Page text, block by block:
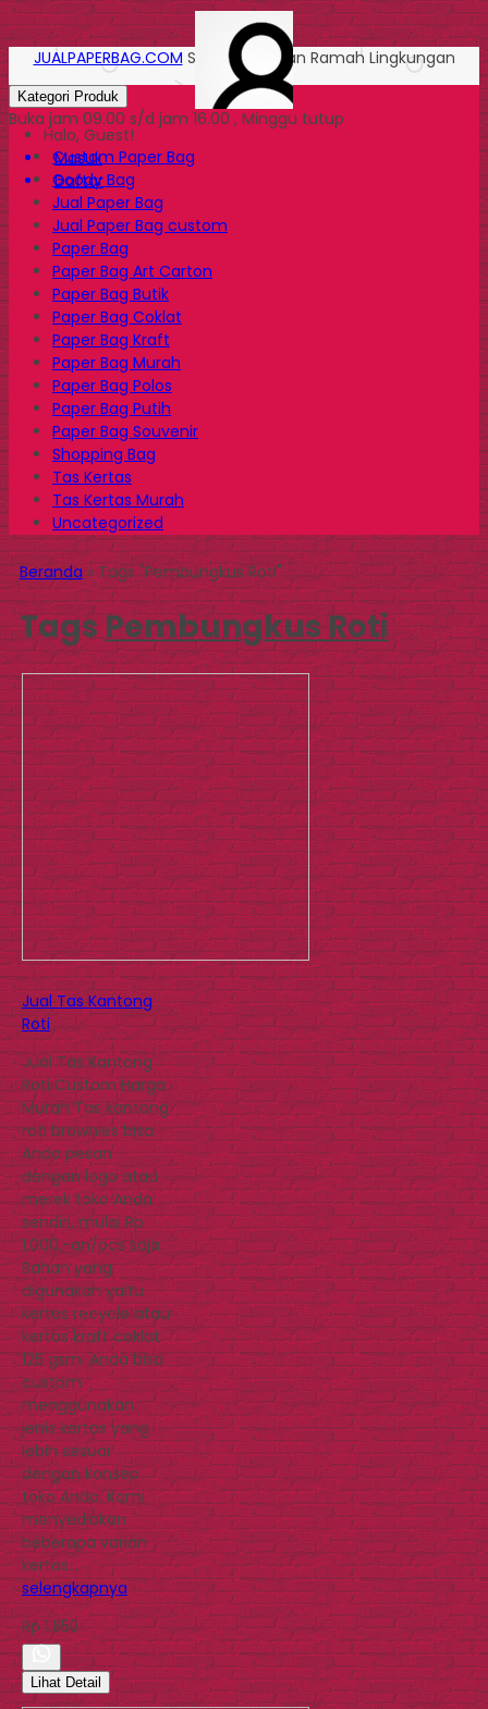
Halo, Guest!
Masuk
Daftar
JUALPAPERBAG.COM Solusi Kemasan Ramah Lingkungan
Kategori Produk
Buka jam 09.00 s/d jam 16.00 , Minggu tutup
Custom Paper Bag
Goody Bag
Jual Paper Bag
Jual Paper Bag custom
Paper Bag
Paper Bag Art Carton
Paper Bag Butik
Paper Bag Coklat
Paper Bag Kraft
Paper Bag Murah
Paper Bag Polos
Paper Bag Putih
Paper Bag Souvenir
Shopping Bag
Tas Kertas
Tas Kertas Murah
Uncategorized
Beranda»Tags "Pembungkus Roti"
TagsPembungkus Roti
Jual Tas Kantong
Roti
Jual Tas Kantong
Roti Custom Harga
Murah Tas kantong
roti brownies bisa
Anda pesan
dengan logo atau
merek toko Anda
sendiri, mulai Rp.
1.000,-an/pcs saja.
Bahan yang
digunakan yaitu
kertas recycle atau
kertas kraft coklat
125 gsm. Anda bisa
custom
menggunakan
jenis kertas yang
lebih sesuai
dengan konsep
toko Anda. Kami
menyediakan
beberapa varian
kertas…
selengkapnya
Rp 1.850
Lihat Detail